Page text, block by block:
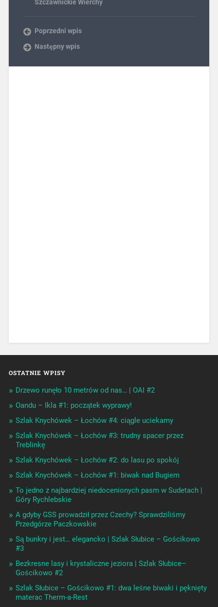
Szczawnickie Wierchy
Poprzedni wpis
Następny wpis
OSTATNIE WPISY
Drzewo runęło 10 metrów od nas… | OAI #2
Oandu – Ikla #1: początek wyprawy!
Szlak Knychówek – Łochów #4: ciągle uciekamy
Szlak Knychówek – Łochów #3: trudny spacer przez
Treblinkę
Szlak Knychówek – Łochów #2: do lasu po spokój
Szlak Knychówek – Łochów #1: biwak nad Bugiem
To jedno z najbardziej niedocenionych pasm w Sudetach |
Góry Rychlebskie
A gdyby GSS prowadził przez Czechy? Sprawdziliśmy
Przedgórze Paczkowskie
Są bunkry i jest… elegancko | Szlak Słubice – Gościkowo
#3
Bezkresne lasy i krystaliczne jeziora | Szlak Słubice–
Gościkowo #2
Szlak Słubice – Gościkowo #1: dwa leśne biwaki i pęknięty
materac Therm-a-Rest